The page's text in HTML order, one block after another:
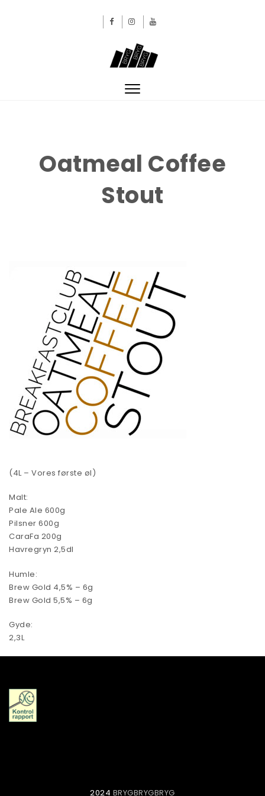
Toggle
Oatmeal Coffee
Stout
(4L – Vores første øl)
Malt:
Pale Ale 600g
Pilsner 600g
CaraFa 200g
Havregryn 2,5dl
Humle:
Brew Gold 4,5% – 6g
Brew Gold 5,5% – 6g
Gyde:
2,3L
2024 BRYGBRYGBRYG